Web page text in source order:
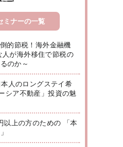
ミナーの一覧
的節税！海外金融機
が海外移住で節税の
のか～
人のロングステイ希
シア不動産」投資の魅
以上の方のための 「本